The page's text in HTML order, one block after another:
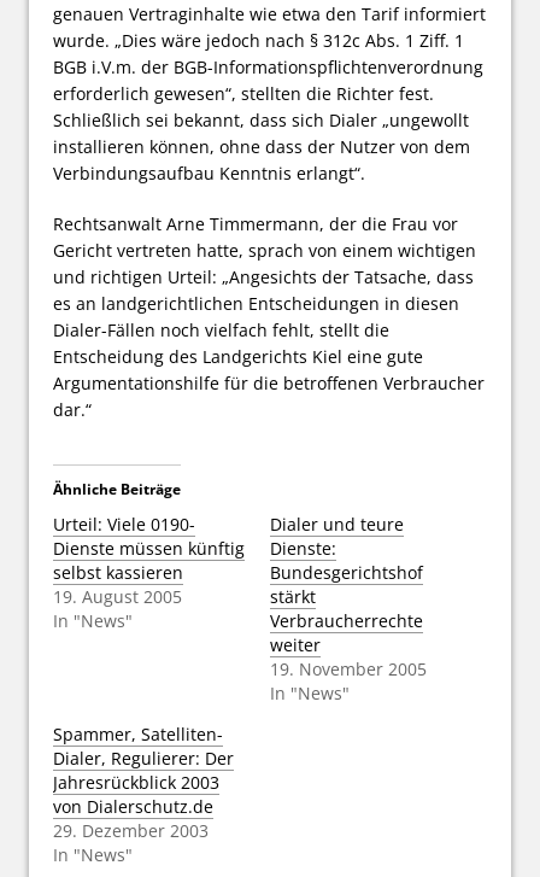
genauen Vertraginhalte wie etwa den Tarif informiert
wurde. „Dies wäre jedoch nach § 312c Abs. 1 Ziff. 1
BGB i.V.m. der BGB-Informationspflichtenverordnung
erforderlich gewesen“, stellten die Richter fest.
Schließlich sei bekannt, dass sich Dialer „ungewollt
installieren können, ohne dass der Nutzer von dem
Verbindungsaufbau Kenntnis erlangt“.
Rechtsanwalt Arne Timmermann, der die Frau vor
Gericht vertreten hatte, sprach von einem wichtigen
und richtigen Urteil: „Angesichts der Tatsache, dass
es an landgerichtlichen Entscheidungen in diesen
Dialer-Fällen noch vielfach fehlt, stellt die
Entscheidung des Landgerichts Kiel eine gute
Argumentationshilfe für die betroffenen Verbraucher
dar.“
Ähnliche Beiträge
Urteil: Viele 0190-
Dienste müssen künftig
selbst kassieren
19. August 2005
In "News"
Dialer und teure
Dienste:
Bundesgerichtshof
stärkt
Verbraucherrechte
weiter
19. November 2005
In "News"
Spammer, Satelliten-
Dialer, Regulierer: Der
Jahresrückblick 2003
von Dialerschutz.de
29. Dezember 2003
In "News"